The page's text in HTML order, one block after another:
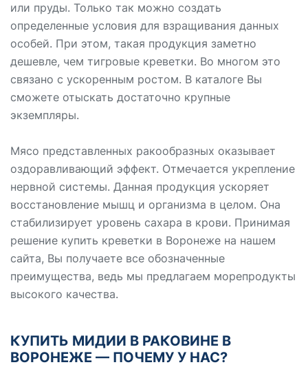
или пруды. Только так можно создать
определенные условия для взращивания данных
особей. При этом, такая продукция заметно
дешевле, чем тигровые креветки. Во многом это
связано с ускоренным ростом. В каталоге Вы
сможете отыскать достаточно крупные
экземпляры.
Мясо представленных ракообразных оказывает
оздоравливающий эффект. Отмечается укрепление
нервной системы. Данная продукция ускоряет
восстановление мышц и организма в целом. Она
стабилизирует уровень сахара в крови. Принимая
решение купить креветки в Воронеже на нашем
сайта, Вы получаете все обозначенные
преимущества, ведь мы предлагаем морепродукты
высокого качества.
КУПИТЬ МИДИИ В РАКОВИНЕ В
ВОРОНЕЖЕ — ПОЧЕМУ У НАС?